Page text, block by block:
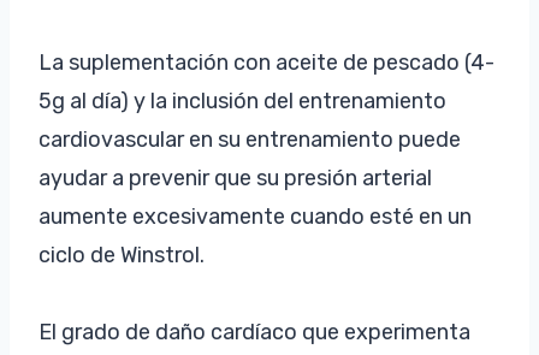
La suplementación con aceite de pescado (4-
5g al día) y la inclusión del entrenamiento
cardiovascular en su entrenamiento puede
ayudar a prevenir que su presión arterial
aumente excesivamente cuando esté en un
ciclo de Winstrol.
El grado de daño cardíaco que experimenta